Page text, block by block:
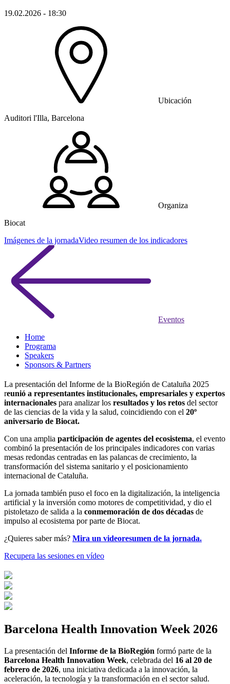
19.02.2026 - 18:30
Ubicación
Auditori l'Illa, Barcelona
Organiza
Biocat
Imágenes de la jornadaVideo resumen de los indicadores
Eventos
Home
Programa
Speakers
Sponsors & Partners
La presentación del Informe de la BioRegión de Cataluña 2025
reunió a representantes institucionales, empresariales y expertos
internacionales para analizar los resultados y los retos del sector
de las ciencias de la vida y la salud, coincidiendo con el 20º
aniversario de Biocat.
Con una amplia participación de agentes del ecosistema, el evento
combinó la presentación de los principales indicadores con varias
mesas redondas centradas en las palancas de crecimiento, la
transformación del sistema sanitario y el posicionamiento
internacional de Cataluña.
La jornada también puso el foco en la digitalización, la inteligencia
artificial y la inversión como motores de competitividad, y dio el
pistoletazo de salida a la conmemoración de dos décadas de
impulso al ecosistema por parte de Biocat.
¿Quieres saber más? Mira un videoresumen de la jornada.
Recupera las sesiones en vídeo
Barcelona Health Innovation Week 2026
La presentación del Informe de la BioRegión formó parte de la
Barcelona Health Innovation Week, celebrada del 16 al 20 de
febrero de 2026, una iniciativa dedicada a la innovación, la
aceleración, la tecnología y la transformación en el sector salud.